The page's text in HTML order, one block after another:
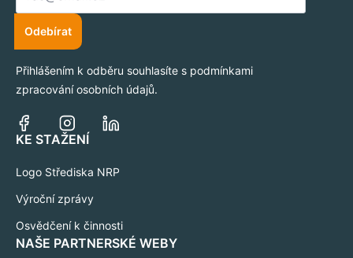
Odebírat
Přihlášením k odběru souhlasíte s podmínkami
zpracování osobních údajů.
KE STAŽENÍ
Logo Střediska NRP
Výroční zprávy
Osvědčení k činnosti
NAŠE PARTNERSKÉ WEBY